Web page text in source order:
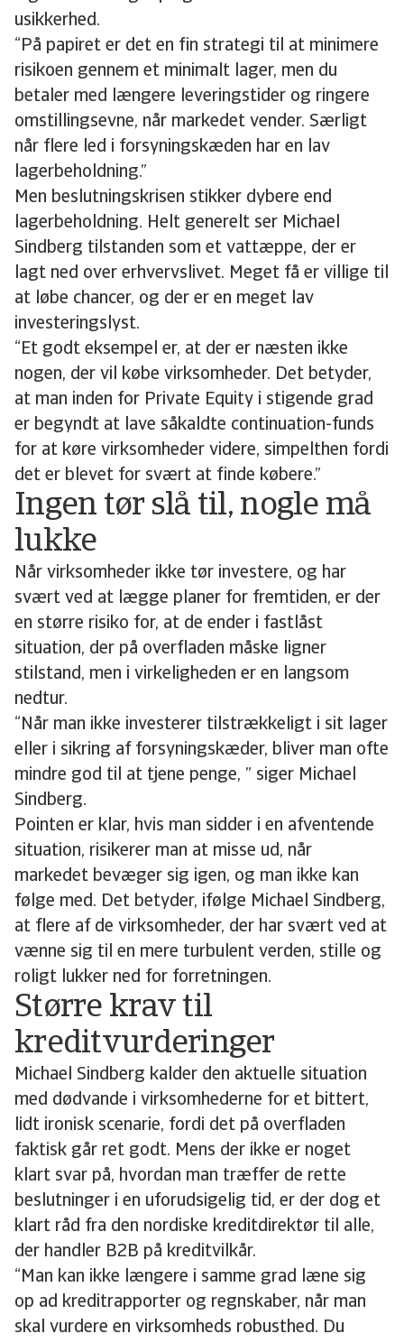
usikkerhed.
“På papiret er det en fin strategi til at minimere
risikoen gennem et minimalt lager, men du
betaler med længere leveringstider og ringere
omstillingsevne, når markedet vender. Særligt
når flere led i forsyningskæden har en lav
lagerbeholdning.”
Men beslutningskrisen stikker dybere end
lagerbeholdning. Helt generelt ser Michael
Sindberg tilstanden som et vattæppe, der er
lagt ned over erhvervslivet. Meget få er villige til
at løbe chancer, og der er en meget lav
investeringslyst.
“Et godt eksempel er, at der er næsten ikke
nogen, der vil købe virksomheder. Det betyder,
at man inden for Private Equity i stigende grad
er begyndt at lave såkaldte continuation-funds
for at køre virksomheder videre, simpelthen fordi
det er blevet for svært at finde købere.”
Ingen tør slå til, nogle må
lukke
Når virksomheder ikke tør investere, og har
svært ved at lægge planer for fremtiden, er der
en større risiko for, at de ender i fastlåst
situation, der på overfladen måske ligner
stilstand, men i virkeligheden er en langsom
nedtur.
“Når man ikke investerer tilstrækkeligt i sit lager
eller i sikring af forsyningskæder, bliver man ofte
mindre god til at tjene penge, ” siger Michael
Sindberg.
Pointen er klar, hvis man sidder i en afventende
situation, risikerer man at misse ud, når
markedet bevæger sig igen, og man ikke kan
følge med. Det betyder, ifølge Michael Sindberg,
at flere af de virksomheder, der har svært ved at
vænne sig til en mere turbulent verden, stille og
roligt lukker ned for forretningen.
Større krav til
kreditvurderinger
Michael Sindberg kalder den aktuelle situation
med dødvande i virksomhederne for et bittert,
lidt ironisk scenarie, fordi det på overfladen
faktisk går ret godt. Mens der ikke er noget
klart svar på, hvordan man træffer de rette
beslutninger i en uforudsigelig tid, er der dog et
klart råd fra den nordiske kreditdirektør til alle,
der handler B2B på kreditvilkår.
“Man kan ikke længere i samme grad læne sig
op ad kreditrapporter og regnskaber, når man
skal vurdere en virksomheds robusthed. Du